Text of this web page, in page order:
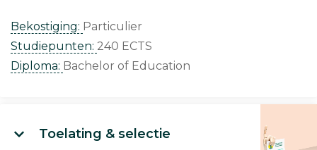
Bekostiging: Particulier
Studiepunten: 240 ECTS
Diploma: Bachelor of Education
Toelating & selectie